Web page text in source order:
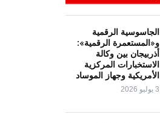
الجاسوسية الرقمية
و«المستعمرة الرقمية»:
أذربيجان بين وكالة
الاستخبارات المركزية
الأمريكية وجهاز الموساد
3 يوليو 2026